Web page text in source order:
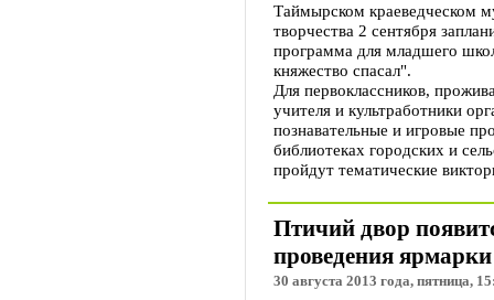
Таймырском краеведческом
творчества 2 сентября
программа для младшего
княжество спасал".
Для первоклассников,
учителя и культработники
познавательные и игровые
библиотеках городских и
пройдут тематические
Птичий двор
проведения
30 августа 2013 года, пятница,